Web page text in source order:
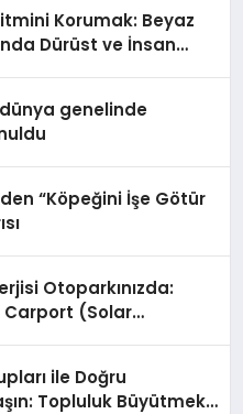
Korumak: Beyaz
Dürüst ve İnsan
genelinde
“Köpeğini İşe Götür
Otoparkınızda:
Carport (Solar
ile Doğru
Topluluk Büyütmek